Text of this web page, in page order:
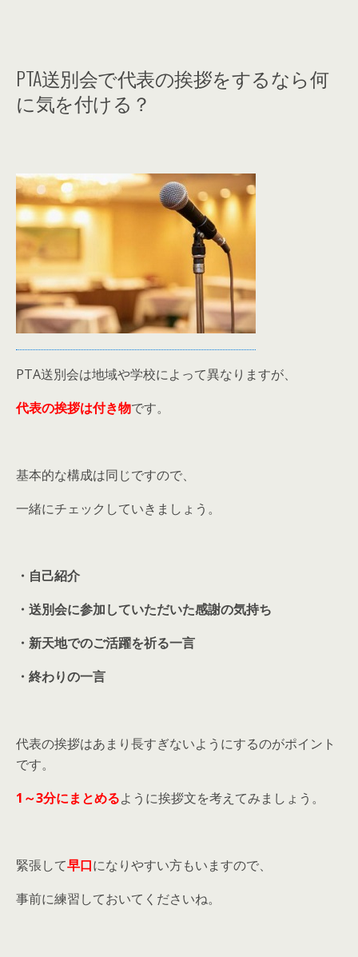
PTA送別会で代表の挨拶をするなら何
に気を付ける？
PTA送別会は地域や学校によって異なりますが、
代表の挨拶は付き物です。
基本的な構成は同じですので、
一緒にチェックしていきましょう。
・自己紹介
・送別会に参加していただいた感謝の気持ち
・新天地でのご活躍を祈る一言
・終わりの一言
代表の挨拶はあまり長すぎないようにするのがポイント
です。
1～3分にまとめるように挨拶文を考えてみましょう。
緊張して早口になりやすい方もいますので、
事前に練習しておいてくださいね。